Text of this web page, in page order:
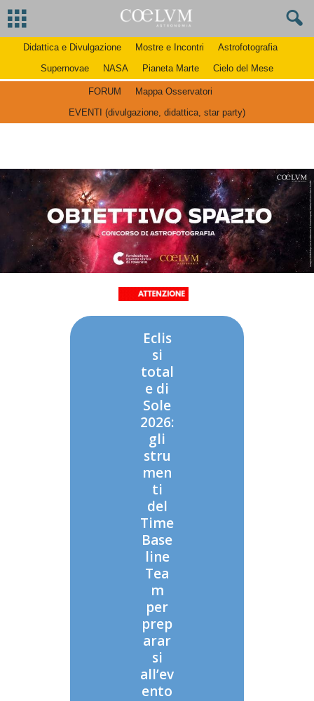
Didattica e Divulgazione Mostre e Incontri
Astrofotografia
Supernovae
NASA Pianeta Marte Cielo del Mese
FORUM
Mappa Osservatori
EVENTI (divulgazione, didattica, star party)
Eclis
si
total
e di
Sole
2026:
gli
stru
men
ti
del
Time
Base
line
Tea
m
per
prep
arar
si
all’ev
ento